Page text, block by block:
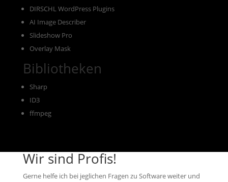
DIRSCHL WordPress Plugins
AI Image Describer
Slideshow Pro
Overlay Mask
Bibliotheken
Sharp
ID3
ffmpeg
Wir sind Profis!
Gerne helfe ich bei jeglichen Fragen zu Software weiter und